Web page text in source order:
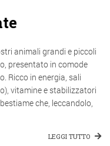
animali grandi e piccoli
presentato in comode
Ricco in energia, sali
vitamine e stabilizzatori
che, leccandolo,
LEGGI TUTTO